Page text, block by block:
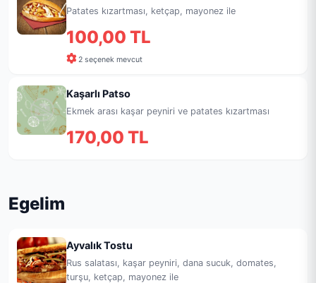
Patates kızartması, ketçap, mayonez ile
100,00 TL
2 seçenek mevcut
Kaşarlı Patso
Ekmek arası kaşar peyniri ve patates kızartması
170,00 TL
Egelim
Ayvalık Tostu
Rus salatası, kaşar peyniri, dana sucuk, domates,
turşu, ketçap, mayonez ile